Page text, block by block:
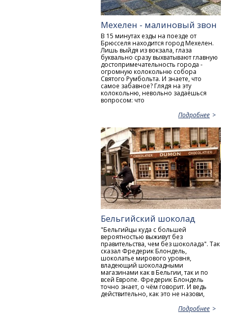
Мехелен - малиновый звон
В 15 минутах езды на поезде от
Брюсселя находится город Мехелен.
Лишь выйдя из вокзала, глаза
буквально сразу выхватывают главную
достопримечательность города -
огромную колокольню собора
Святого Румбольта. И знаете, что
самое забавное? Глядя на эту
колокольню, невольно задаёшься
вопросом: что
Подробнее
Бельгийский шоколад
"Бельгийцы куда с большей
вероятностью выживут без
правительства, чем без шоколада". Так
сказал Фредерик Блондель,
шоколатье мирового уровня,
владеющий шоколадными
магазинами как в Бельгии, так и по
всей Европе. Фредерик Блондель
точно знает, о чём говорит. И ведь
действительно, как это не назови,
Подробнее